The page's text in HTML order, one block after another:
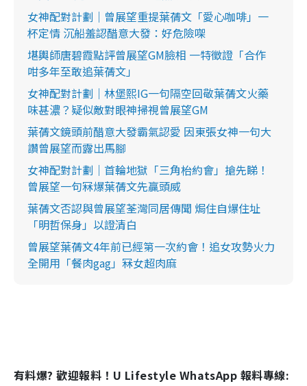
女神配對計劃｜曾展望重提葉蒨文「愛心咖啡」一
杯定情 沉船羞認醋意大發：好危險㗎
堪輿師唐碧霞點評曾展望GM臉相 一特徵證「合作
咁多年至敢追葉蒨文」
女神配對計劃｜林堡熙IG一句隔空回敬葉蒨文火藥
味甚濃？疑似敵對眼神掃視曾展望GM
葉蒨文鏡頭前醋意大發霸氣認愛 因東張女神一句大
讚曾展望而露出馬腳
女神配對計劃｜首輪地獄「三角枱約會」搶先睇！
曾展望一句冧爆葉蒨文先贏頭威
葉蒨文否認與曾展望荃灣同居傳聞 焗住自爆住址
「明哲保身」以證清白
曾展望葉蒨文4年前已經第一次約會！追女攻勢火力
全開用「餐肉gag」冧女超肉麻
有料爆? 歡迎報料！U Lifestyle WhatsApp 報料專線: